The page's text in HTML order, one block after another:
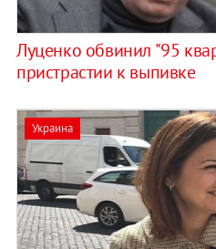
Луценко обвинил "95
пристрастии к выпивке
Украина